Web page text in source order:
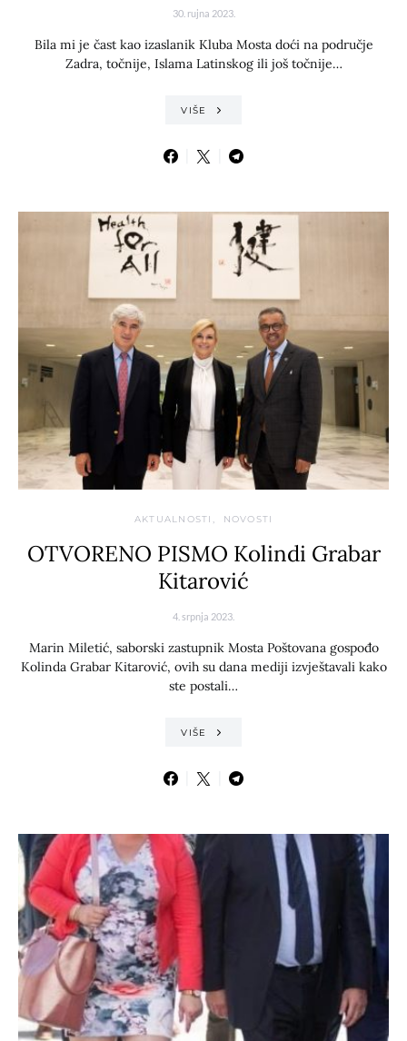
30. rujna 2023.
Bila mi je čast kao izaslanik Kluba Mosta doći na područje
Zadra, točnije, Islama Latinskog ili još točnije…
VIŠE
AKTUALNOSTI NOVOSTI
OTVORENO PISMO Kolindi Grabar
Kitarović
4. srpnja 2023.
Marin Miletić, saborski zastupnik Mosta Poštovana gospođo
Kolinda Grabar Kitarović, ovih su dana mediji izvještavali kako
ste postali…
VIŠE